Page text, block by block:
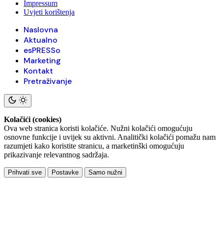
Impressum
Uvjeti korištenja
Naslovna
Aktualno
esPRESSo
Marketing
Kontakt
Pretraživanje
Kolačići (cookies)
Ova web stranica koristi kolačiće. Nužni kolačići omogućuju
osnovne funkcije i uvijek su aktivni. Analitički kolačići pomažu nam
razumjeti kako koristite stranicu, a marketinški omogućuju
prikazivanje relevantnog sadržaja.
Prihvati sve Postavke Samo nužni